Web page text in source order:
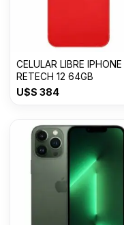
CELULAR LIBRE IPHONE
RETECH 12 64GB
U$S 384